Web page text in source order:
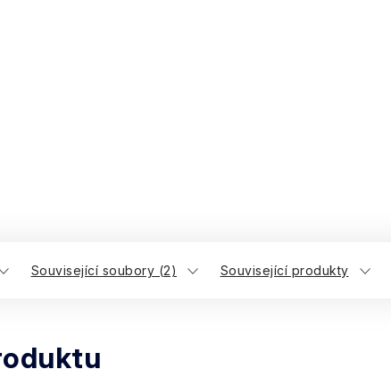
Související soubory (2) Související produkty